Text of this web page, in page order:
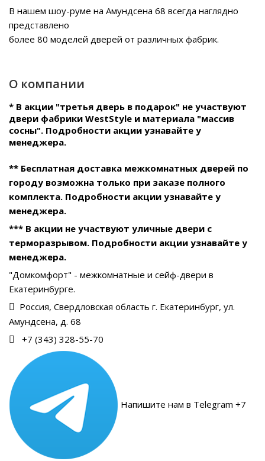
В нашем шоу-руме на Амундсена 68 всегда наглядно
представлено
более 80 моделей дверей от различных фабрик.
О компании
* В акции "третья дверь в подарок" не участвуют
двери фабрики WestStyle и материала "массив
сосны". Подробности акции узнавайте у
менеджера.
** Бесплатная доставка межкомнатных дверей по
городу возможна только при заказе полного
комплекта. Подробности акции узнавайте у
менеджера.
*** В акции не участвуют уличные двери с
терморазрывом. Подробности акции узнавайте у
менеджера.
"Домкомфорт" - межкомнатные и сейф-двери в
Екатеринбурге.
Россия, Свердловская область г. Екатеринбург, ул.
Амундсена, д. 68
+7 (343) 328-55-70
Напишите нам в Telegram +7